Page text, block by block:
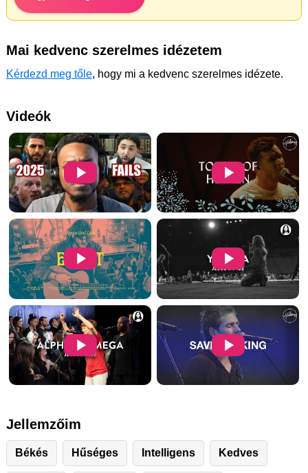
Mai kedvenc szerelmes idézetem
Kérdezd meg tőle, hogy mi a kedvenc szerelmes idézete.
Videók
Jellemzőim
Békés Hűséges Intelligens Kedves